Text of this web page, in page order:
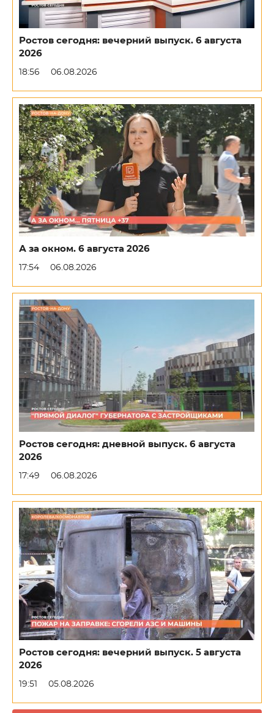
Ростов сегодня: вечерний выпуск. 6 августа
2026
18:56 06.08.2026
А за окном. 6 августа 2026
17:54 06.08.2026
Ростов сегодня: дневной выпуск. 6 августа
2026
17:49 06.08.2026
Ростов сегодня: вечерний выпуск. 5 августа
2026
19:51 05.08.2026